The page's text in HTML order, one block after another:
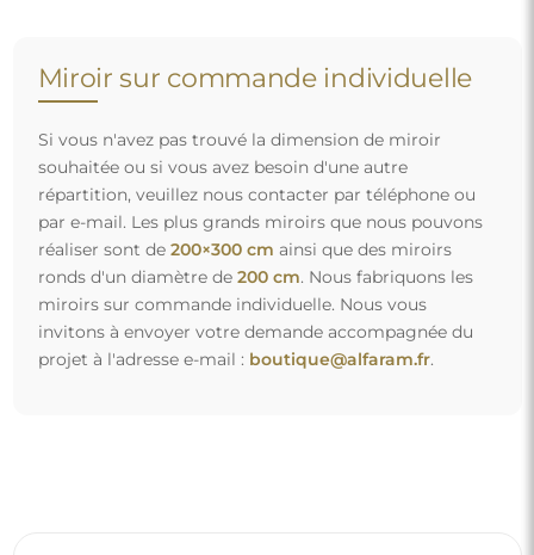
Miroir sur commande individuelle
Si vous n'avez pas trouvé la dimension de miroir
souhaitée ou si vous avez besoin d'une autre
répartition, veuillez nous contacter par téléphone ou
par e-mail. Les plus grands miroirs que nous pouvons
réaliser sont de 200×300 cm ainsi que des miroirs
ronds d'un diamètre de 200 cm. Nous fabriquons les
miroirs sur commande individuelle. Nous vous
invitons à envoyer votre demande accompagnée du
projet à l'adresse e-mail : boutique@alfaram.fr.